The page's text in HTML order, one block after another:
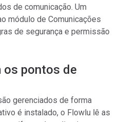
de comunicação. Um
módulo de Comunicações
de segurança e permissão
os pontos de
gerenciados de forma
é instalado, o Flowlu lê as